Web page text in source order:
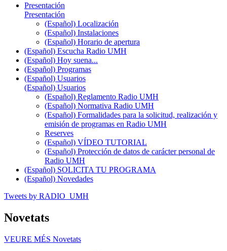
Presentación
Presentación
(Español) Localización
(Español) Instalaciones
(Español) Horario de apertura
(Español) Escucha Radio UMH
(Español) Hoy suena...
(Español) Programas
(Español) Usuarios
(Español) Usuarios
(Español) Reglamento Radio UMH
(Español) Normativa Radio UMH
(Español) Formalidades para la solicitud, realización y
emisión de programas en Radio UMH
Reserves
(Español) VÍDEO TUTORIAL
(Español) Protección de datos de carácter personal de
Radio UMH
(Español) SOLICITA TU PROGRAMA
(Español) Novedades
Tweets by RADIO_UMH
Novetats
VEURE MÉS Novetats